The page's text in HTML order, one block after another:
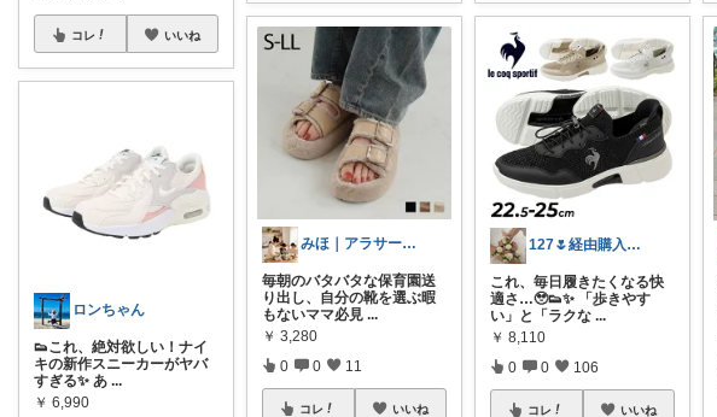
コレ いいね
ロンちゃん
👟これ、絶対欲しい！ナイ
キの新作スニーカーがヤバ
すぎる✨ あ ...
￥ 6,990
みほ｜アラサー主婦｜共働き｜2児育児中
毎朝のバタバタな保育園送
り出し、自分の靴を選ぶ暇
もないママ必見 ...
￥ 3,280
0 0 11
コレ いいね
127🌷経由購入感謝✨
これ、毎日履きたくなる快
適さ…🥹👟✨ 「歩きやす
い」と「ラクな ...
￥ 8,110
0 0 106
コレ いいね